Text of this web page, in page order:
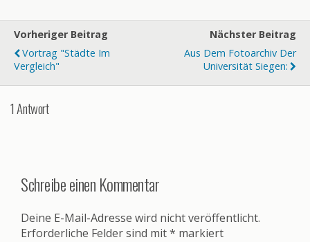
Vorheriger Beitrag
Vortrag "Städte Im
Vergleich"
Nächster Beitrag
Aus Dem Fotoarchiv Der
Universität Siegen:
1 Antwort
Schreibe einen Kommentar
Deine E-Mail-Adresse wird nicht veröffentlicht.
Erforderliche Felder sind mit* markiert